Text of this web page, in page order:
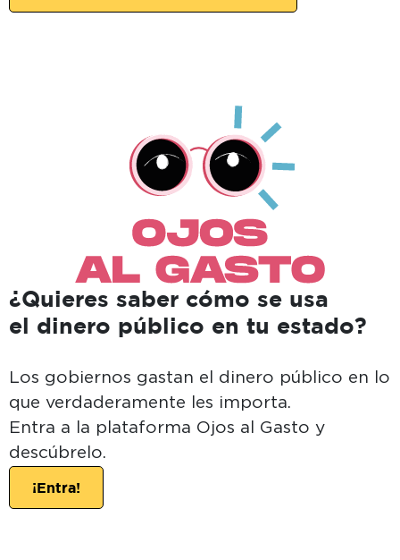
¿Quieres saber cómo se usa
el dinero público en tu estado?
Los gobiernos gastan el dinero público en lo
que verdaderamente les importa.
Entra a la plataforma Ojos al Gasto y
descúbrelo.
¡Entra!